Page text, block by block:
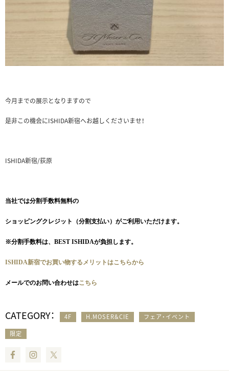
今月までの展示となりますので
是非この機会にISHIDA新宿へお越しくださいませ！
ISHIDA新宿/荻原
当社では分割手数料無料の
ショッピングクレジット（分割支払い）がご利用いただけます。
※分割手数料は、BEST ISHIDAが負担します。
ISHIDA新宿でお買い物するメリットはこちらから
メールでのお問い合わせはこちら
CATEGORY： 4F H.MOSER&CIE
フェア・イベント
限定
FacebookInstagram